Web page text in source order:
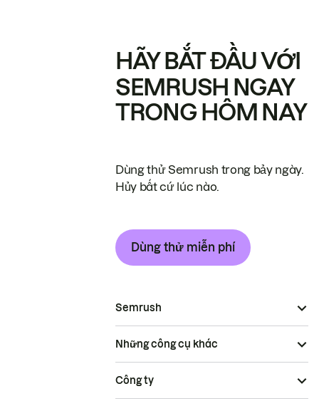
HÃY BẮT ĐẦU VỚI
SEMRUSH NGAY
TRONG HÔM NAY
Dùng thử Semrush trong bảy ngày.
Hủy bất cứ lúc nào.
Dùng thử miễn phí
Semrush
Những công cụ khác
Công ty